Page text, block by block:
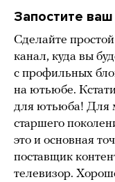
Запостите ваш
Сделайте
канал, куда вы
с профильных
на ютьюбе.
для ютьюба! Для
старшего
это и основная
поставщик
телевизор.